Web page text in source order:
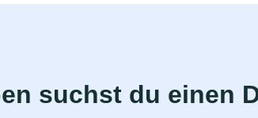
suchst du einen